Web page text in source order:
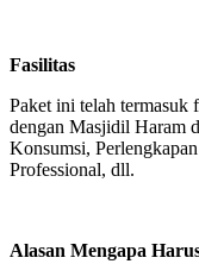
Fasilitas
Paket ini telah termasuk
dengan Masjidil Haram
Konsumsi,
Professional, dll.
Alasan Mengapa